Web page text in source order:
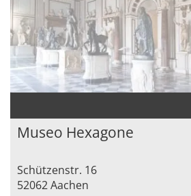
Museo Hexagone
Schützenstr. 16
52062 Aachen